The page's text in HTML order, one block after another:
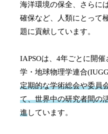
海洋環境の保全、さらに
確保など、人類にとって
題に貢献しています。
IAPSOは、4年ごとに開
学・地球物理学連合
定期的な学術総会や委員
て、世界中の研究者間の
進しています。